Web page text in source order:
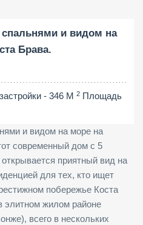
и видом на
Брава.
- 346 M 2 Площадь
и видом на море на
современный дом с 5
приятный вид на
для тех, кто ищет
побережье Коста
элитном жилом районе
всего в нескольких